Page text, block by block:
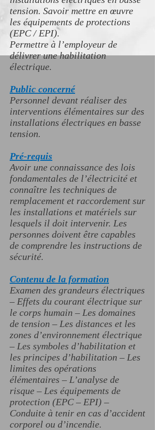
tension. Savoir mettre en œuvre
les équipements de protections
(EPC / EPI).
Permettre à l’employeur de
délivrer une habilitation
électrique.
Public concerné
Personnel devant réaliser des
interventions élémentaires sur des
installations électriques en basse
tension.
Pré-requis
Avoir une connaissance des lois
fondamentales de l’électricité et
connaître les techniques de
remplacement et raccordement sur
les installations et matériels sur
lesquels il doit intervenir. Les
personnes doivent être capables
de comprendre les instructions de
sécurité.
Contenu de la formation
Examen des grandeurs électriques
– Effets du courant électrique sur
le corps humain – Les domaines
de tension – Les distances et les
zones d’environnement électrique
– Les symboles d’habilitation et
les principes d’habilitation – Les
limites des opérations
élémentaires – L’analyse de
risque – Les équipements de
protection (EPC – EPI) –
Conduite à tenir en cas d’accident
corporel ou d’incendie.